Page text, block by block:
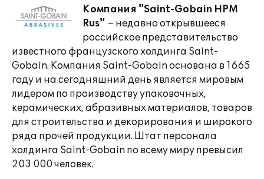
Компания "Saint-Gobain HPM
Rus" – недавно открывшееся
российское представительство
известного французского холдинга Saint-
Gobain. Компания Saint-Gobain основана в 1665
году и на сегодняшний день является мировым
лидером по производству упаковочных,
керамических, абразивных материалов, товаров
для строительства и декорирования и широкого
ряда прочей продукции. Штат персонала
холдинга Saint-Gobain по всему миру превысил
203 000 человек.